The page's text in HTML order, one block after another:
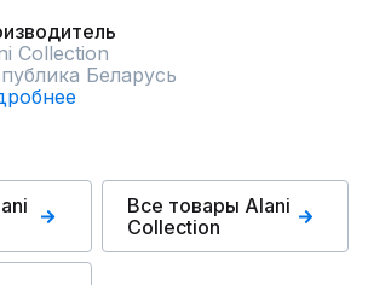
Collection
Беларусь
Все товары Alani
Collection